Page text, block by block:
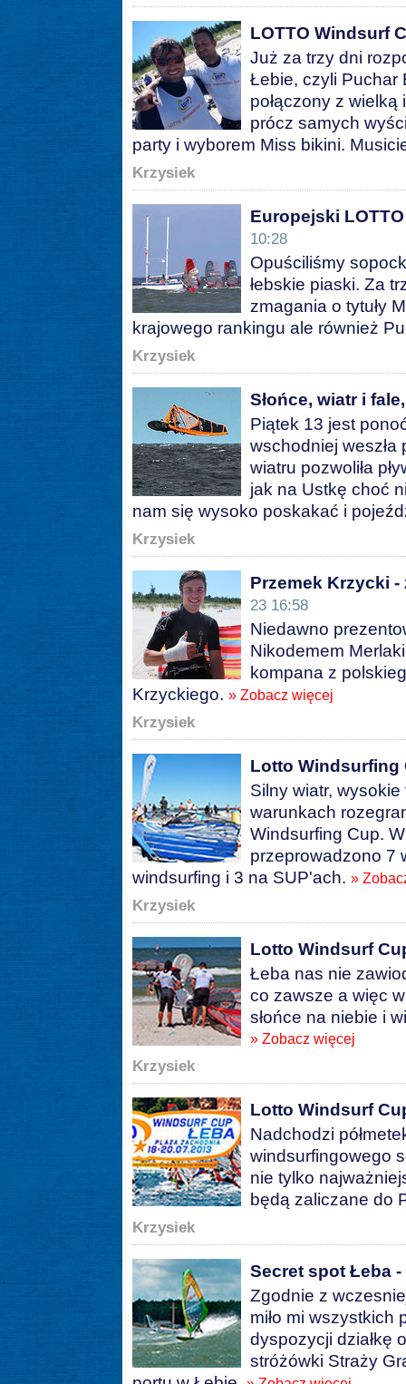
LOTTO Windsurf
Już za trzy dni
Łebie, czyli Puchar
połączony z
prócz samych
party i wyborem Miss bikini.
Krzysiek
Europejski
10:28
Opuściliśmy
łebskie piaski. Za
zmagania o tytuły
krajowego rankingu ale również
Krzysiek
Słońce, wiatr i
Piątek 13 jest
wschodniej weszła
wiatru pozwoliła
jak na Ustkę choć
nam się wysoko poskakać i
Krzysiek
Przemek Krzycki
23 16:58
Niedawno
Nikodemem
kompana z
Krzyckiego. » Zobacz więcej
Krzysiek
Lotto Windsurfing
Silny wiatr,
warunkach
Windsurfing Cup.
przeprowadzono 7
windsurfing i 3 na SUP'ach. »
Krzysiek
Lotto Windsurf
Łeba nas nie
co zawsze a więc
słońce na niebie i
» Zobacz więcej
Krzysiek
Lotto Windsurf
Nadchodzi
windsurfingowego
nie tylko
będą zaliczane do
Krzysiek
Secret spot Łeba
Zgodnie z
miło mi wszystkich
dyspozycji działkę
stróżówki Straży